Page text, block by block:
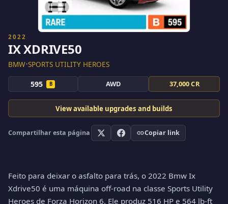
2022
IX XDRIVE50
BMW•SPORTS UTILITY HEROES
595 B AWD 37,000 CR
View available upgrades and builds
Compartilhar esta página Copiar link
Feito para deixar o asfalto para trás, o 2022 Bmw Ix
Xdrive50 é uma máquina off-road na classe Sports Utility
Heroes de Forza Horizon 6. Ele produz 516 HP e 564 lb-ft